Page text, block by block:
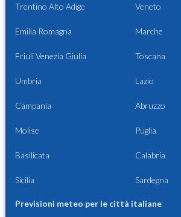
Trentino Alto Adige Veneto
Emilia Romagna Marche
Friuli Venezia Giulia Toscana
Umbria Lazio
Campania Abruzzo
Molise Puglia
Basilicata Calabria
Sicilia Sardegna
Previsioni meteo per le città italiane